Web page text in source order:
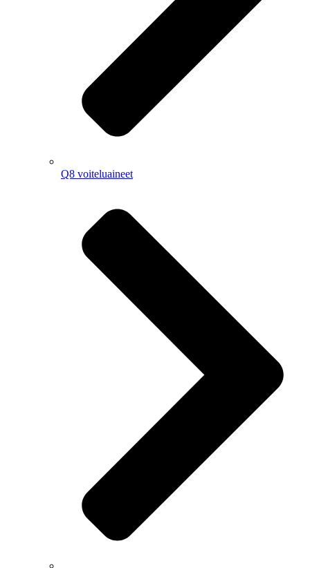
Q8 voiteluaineet